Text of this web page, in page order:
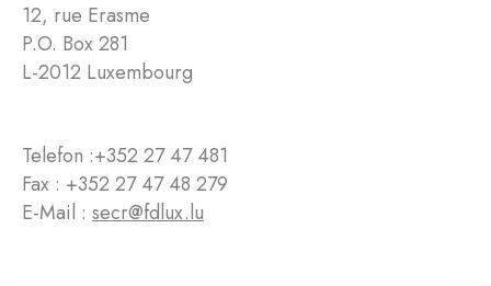
12, rue Erasme
P.O. Box 281
L-2012 Luxembourg
Telefon :+352 27 47 481
Fax : +352 27 47 48 279
E-Mail : secr@fdlux.lu